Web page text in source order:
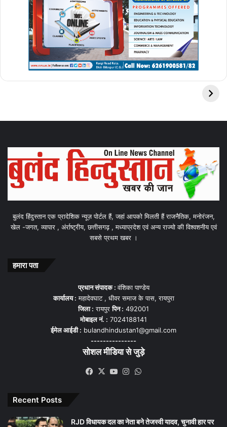
बुलंद हिंदुस्तान एक प्रादेशिक न्यूज़ पोर्टल हैं, जहां आपको मिलती हैं राजनैतिक, मनोरंजन,
खेल -जगत, व्यापार , अंर्राष्ट्रीय, छत्तीसगढ़ , मध्याप्रदेश एवं अन्य राज्यो की विश्वशनीय एवं
सबसे प्रथम खबर ।
हमारा पता
प्रधान संपादक :वंशिका पाण्डेय
कार्यालय : महादेवघाट , धीवर समाज के पास, रायपुरा
जिला : रायपुरपिन : 492001
मोबाइल नं. : 7024188141
ईमेल आईडी : bulandhindustan1@gmail.com
---------------
सोशल मीडिया से जुड़े
Facebook
X YouTubeInstagram
Recent Posts
RJD विधायक दल का नेता बने तेजस्वी यादव, चुनावी हार पर